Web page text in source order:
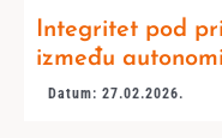
Integritet pod
između
Datum: 27.02.2026.